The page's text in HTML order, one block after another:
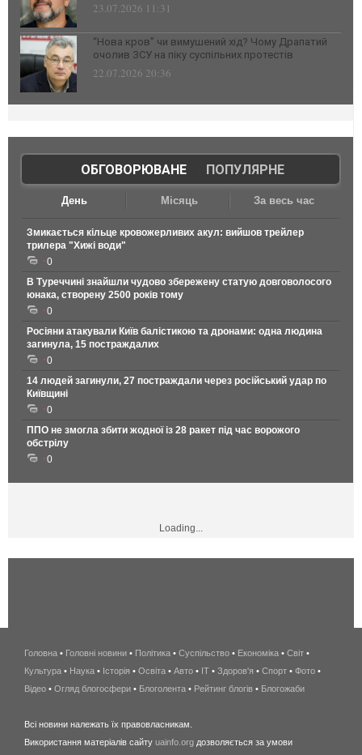
23.07.2026 11:31
“Нова кров” чи вимушений хід? Чому Драпатий
очолив ЗСУ на піку суспільних протестів
22.07.2026 20:36
ОБГОВОРЮВАНЕ| ПОПУЛЯРНЕ
День Місяць За весь час
Змикається кільце кровожерливих акул: вийшов трейлер
трилера "Хижі води"
0
В Туреччині знайшли чудово збережену статую довговолосого
юнака, створену 2500 років тому
0
Росіяни атакували Київ балістикою та дронами: одна людина
загинула, 15 постраждалих
0
14 людей загинули, 27 постраждали через російський удар по
Київщині
0
ППО не змогла збити жодної із 28 ракет під час ворожого
обстрілу
0
Loading...
беспроводной
интернет
киев
wimax
Головна • Головні новини • Політика • Суспільство • Економіка • Світ •
Культура • Наука • Історія • Освіта • Авто • IT • Здоров'я • Спорт • Фото •
Відео • Огляд блогосфери • Блоголента • Рейтинг блогів • Блогожаби
Всі новини належать їх правовласникам.
Використання матеріалів сайту uainfo.org дозволяється за умови